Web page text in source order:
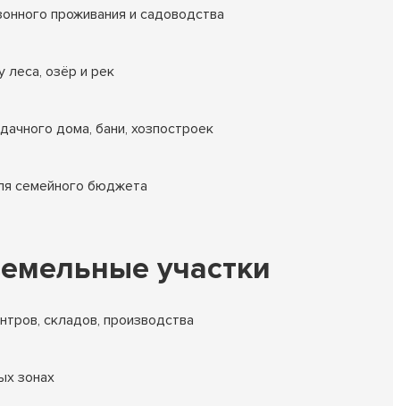
проживания и садоводства
леса, озёр и рек
дома, бани, хозпостроек
семейного бюджета
участки
складов, производства
зонах